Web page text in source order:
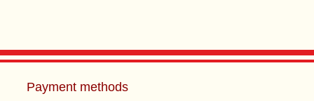
Payment methods